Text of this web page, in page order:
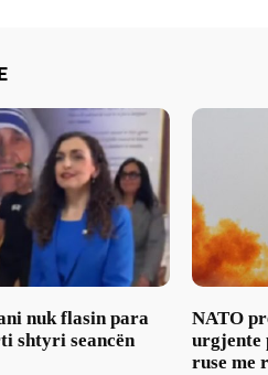
nuk flasin para
shtyri seancën
NATO
urgjente
ruse me